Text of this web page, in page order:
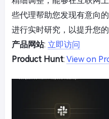
些代理帮助您发现有意向
进行实时研究，以提升您
产品网站: 立即访问
Product Hunt: View on